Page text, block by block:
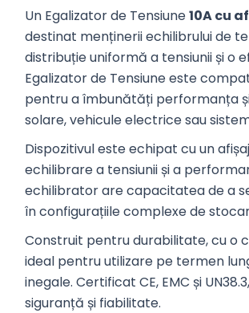
Un Egalizator de Tensiune10A cu
destinat menținerii echilibrului de
distribuție uniformă a tensiunii și o
Egalizator de Tensiune este
pentru a îmbunătăți performanța
solare, vehicule electrice sau
Dispozitivul este echipat cu un
echilibrare a tensiunii și a
echilibrator are capacitatea de a
în configurațiile complexe de
Construit pentru durabilitate, cu o
ideal pentru utilizare pe termen
inegale. Certificat CE, EMC și
siguranță și fiabilitate.